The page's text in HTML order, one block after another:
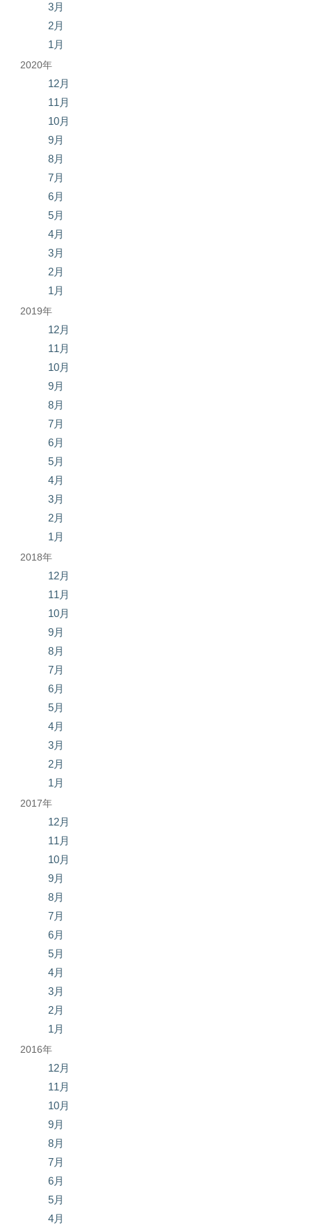
3月
2月
1月
2020年
12月
11月
10月
9月
8月
7月
6月
5月
4月
3月
2月
1月
2019年
12月
11月
10月
9月
8月
7月
6月
5月
4月
3月
2月
1月
2018年
12月
11月
10月
9月
8月
7月
6月
5月
4月
3月
2月
1月
2017年
12月
11月
10月
9月
8月
7月
6月
5月
4月
3月
2月
1月
2016年
12月
11月
10月
9月
8月
7月
6月
5月
4月